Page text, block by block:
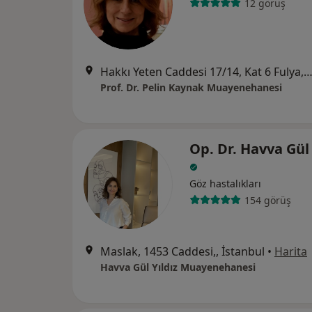
12 görüş
Hakkı Yeten Caddesi 17/14, Kat 6 Fulya, İstanbul
Prof. Dr. Pelin Kaynak Muayenehanesi
Op. Dr. Havva Gül
Göz hastalıkları
154 görüş
Maslak, 1453 Caddesi,, İstanbul • Harita
Havva Gül Yıldız Muayenehanesi